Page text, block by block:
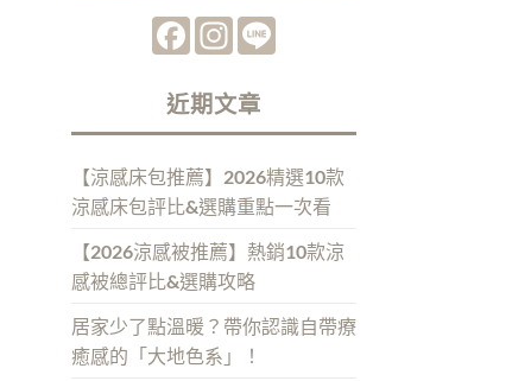
FacebookInstagram
近期文章
【涼感床包推薦】2026精選10款
涼感床包評比&選購重點一次看
【2026涼感被推薦】熱銷10款涼
感被總評比&選購攻略
居家少了點溫暖？帶你認識自帶療
癒感的「大地色系」！